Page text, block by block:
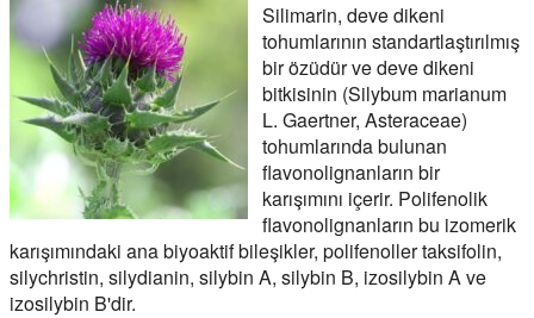
Silimarin, deve dikeni
tohumlarının standartlaştırılmış
bir özüdür ve deve dikeni
bitkisinin (Silybum marianum
L. Gaertner, Asteraceae)
tohumlarında bulunan
flavonolignanların bir
karışımını içerir. Polifenolik
flavonolignanların bu izomerik
karışımındaki ana biyoaktif bileşikler, polifenoller taksifolin,
silychristin, silydianin, silybin A, silybin B, izosilybin A ve
izosilybin B'dir.